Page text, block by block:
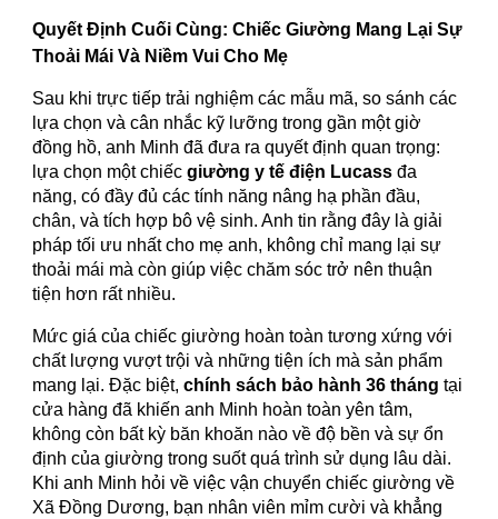
Quyết Định Cuối Cùng: Chiếc Giường Mang Lại Sự
Thoải Mái Và Niềm Vui Cho Mẹ
Sau khi trực tiếp trải nghiệm các mẫu mã, so sánh các
lựa chọn và cân nhắc kỹ lưỡng trong gần một giờ
đồng hồ, anh Minh đã đưa ra quyết định quan trọng:
lựa chọn một chiếcgiường y tế điện Lucass đa
năng, có đầy đủ các tính năng nâng hạ phần đầu,
chân, và tích hợp bô vệ sinh. Anh tin rằng đây là giải
pháp tối ưu nhất cho mẹ anh, không chỉ mang lại sự
thoải mái mà còn giúp việc chăm sóc trở nên thuận
tiện hơn rất nhiều.
Mức giá của chiếc giường hoàn toàn tương xứng với
chất lượng vượt trội và những tiện ích mà sản phẩm
mang lại. Đặc biệt,chính sách bảo hành 36 tháng tại
cửa hàng đã khiến anh Minh hoàn toàn yên tâm,
không còn bất kỳ băn khoăn nào về độ bền và sự ổn
định của giường trong suốt quá trình sử dụng lâu dài.
Khi anh Minh hỏi về việc vận chuyển chiếc giường về
Xã Đồng Dương, bạn nhân viên mỉm cười và khẳng